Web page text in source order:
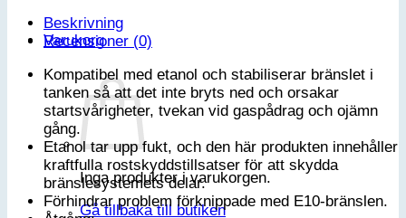
Varukorg
Inga produkter i varukorgen.
Gå tillbaka till butiken
Beskrivning
Recensioner (0)
Kompatibel med etanol och stabiliserar bränslet i
tanken så att det inte bryts ned och orsakar
startsvårigheter, tvekan vid gaspådrag och ojämn
gång.
Etanol tar upp fukt, och den här produkten innehåller
kraftfulla rostskyddstillsatser för att skydda
bränslesystemets delar.
Förhindrar problem förknippade med E10-bränslen.